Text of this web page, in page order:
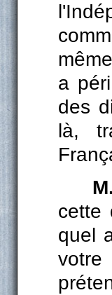
a
des
là,
cette
quel
votre